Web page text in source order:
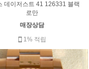
데이저스트 41 126331 블랙
로만
매장상담
1% 적립